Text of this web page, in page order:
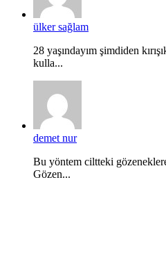
ülker sağlam
28 yaşındayım şimdiden
kulla...
demet nur
Bu yöntem ciltteki
Gözen...